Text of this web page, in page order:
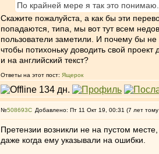
По крайней мере я так это понимаю.
Скажите пожалуйста, а как бы эти
попадаются, типа, мы вот тут всем
пользователи заметили. И почему бы
чтобы потихоньку доводить свой
и на английский текст?
Ответы на этот пост: Ящерок
№508693 Добавлено: Пт 11 Окт 19, 00:31 (7 лет
Претензии возникли не на пустом
даже когда ему указывали на ошибки.